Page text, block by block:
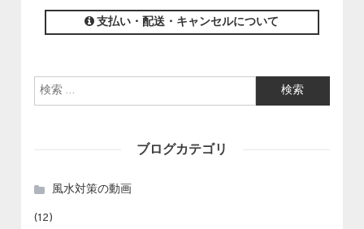
支払い・配送・キャンセルについて
検索:
ブログカテゴリ
風水対策の動画
(12)